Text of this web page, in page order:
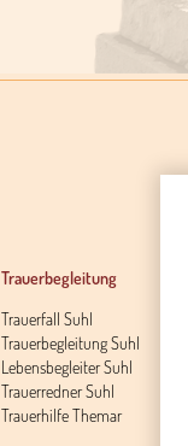
Trauerbegleitung
Trauerfall Suhl
Trauerbegleitung Suhl
Lebensbegleiter Suhl
Trauerredner Suhl
Trauerhilfe Themar